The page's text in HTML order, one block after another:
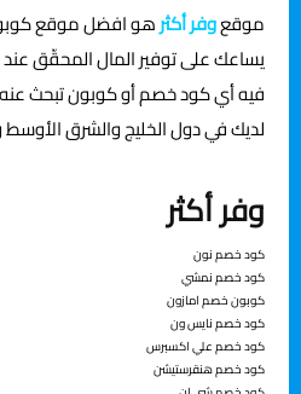
موقعوفر أكثرهو افضل موقع
يساعك على توفير المال المحقّق عند
فيه أي كود خصم أو كوبون تبحث عنه
لديك في دول الخليج والشرق
وفر أكثر
ﻛﻮد ﺧﺼﻢ ﻧﻮن
ﻛﻮد ﺧﺼﻢ ﻧﻤﴚ
ﻛﻮﺑﻮن ﺧﺼﻢ اﻣﺎزون
ﻛﻮد ﺧﺼﻢ ﻧﺎﻳﺲ ون
ﻛﻮد ﺧﺼﻢ ﻋﲇ اﻛﺴﱪس
كود خصم هنقرستيشن